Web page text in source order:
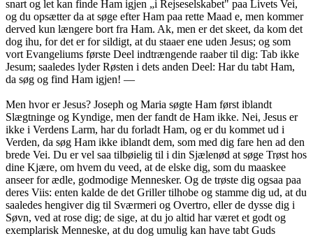
snart og let kan finde Ham igjen „i Rejseselskabet" paa Livets Vei,
og du opsætter da at søge efter Ham paa rette Maad e, men kommer
derved kun længere bort fra Ham. Ak, men er det skeet, da kom det
dog ihu, for det er for sildigt, at du staaer ene uden Jesus; og som
vort Evangeliums første Deel indtrængende raaber til dig: Tab ikke
Jesum; saaledes lyder Røsten i dets anden Deel: Har du tabt Ham,
da søg og find Ham igjen! —
Men hvor er Jesus? Joseph og Maria søgte Ham først iblandt
Slægtninge og Kyndige, men der fandt de Ham ikke. Nei, Jesus er
ikke i Verdens Larm, har du forladt Ham, og er du kommet ud i
Verden, da søg Ham ikke iblandt dem, som med dig fare hen ad den
brede Vei. Du er vel saa tilbøielig til i din Sjælenød at søge Trøst hos
dine Kjære, om hvem du veed, at de elske dig, som du maaskee
anseer for ædle, godmodige Mennesker. Og de trøste dig ogsaa paa
deres Viis: enten kalde de det Griller tilhobe og stamme dig ud, at du
saaledes hengiver dig til Sværmeri og Overtro, eller de dysse dig i
Søvn, ved at rose dig; de sige, at du jo altid har været et godt og
exemplarisk Menneske, at du dog umulig kan have tabt Guds